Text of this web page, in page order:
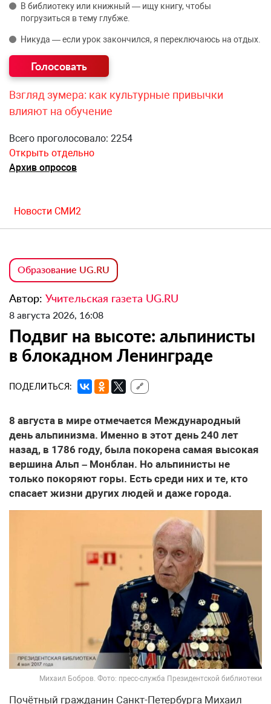
В библиотеку или книжный — ищу книгу, чтобы
погрузиться в тему глубже.
Никуда — если урок закончился, я переключаюсь на отдых.
Взгляд зумера: как культурные привычки
влияют на обучение
Всего проголосовало: 2254
Открыть отдельно
Архив опросов
Новости СМИ2
Образование UG.RU
Автор: Учительская газета UG.RU
8 августа 2026, 16:08
Подвиг на высоте: альпинисты
в блокадном Ленинграде
ПОДЕЛИТЬСЯ: 🔗
8 августа в мире отмечается Международный
день альпинизма. Именно в этот день 240 лет
назад, в 1786 году, была покорена самая высокая
вершина Альп – Монблан. Но альпинисты не
только покоряют горы. Есть среди них и те, кто
спасает жизни других людей и даже города.
Михаил Бобров. Фото: пресс-служба Президентской библиотеки
Почётный гражданин Санкт-Петербурга Михаил